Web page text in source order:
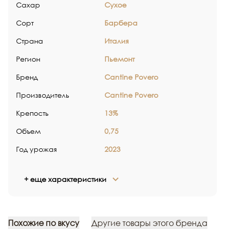
Сахар Сухое
Сорт Барбера
Страна Италия
Регион Пьемонт
Бренд Cantine Povero
Производитель Cantine Povero
Крепость 13%
Объем 0,75
Год урожая 2023
+ еще характеристики
Похожие по вкусу Другие товары этого бренда